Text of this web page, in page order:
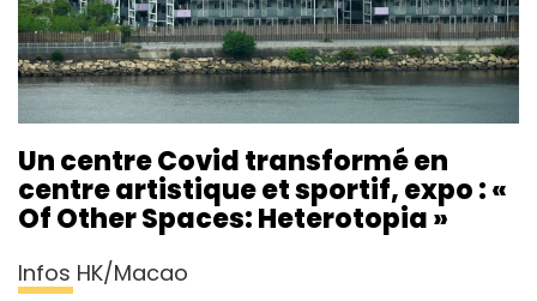
Un centre Covid transformé en
centre artistique et sportif, expo : «
Of Other Spaces: Heterotopia »
Infos HK/Macao